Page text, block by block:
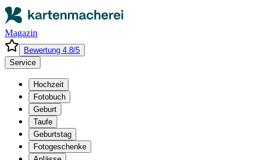
Magazin
Bewertung 4.8/5
Service
Hochzeit
Fotobuch
Geburt
Taufe
Geburtstag
Fotogeschenke